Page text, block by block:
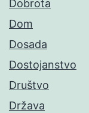
Dobrota
Dom
Dosada
Dostojanstvo
Društvo
Država